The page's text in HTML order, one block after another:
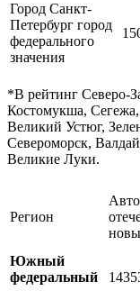
Город Санкт-
Петербург город
федерального
значения
*В рейтинг Северо-
Костомукша,
Великий Устюг,
Североморск,
Великие Луки.
Регион
Южный
федеральный